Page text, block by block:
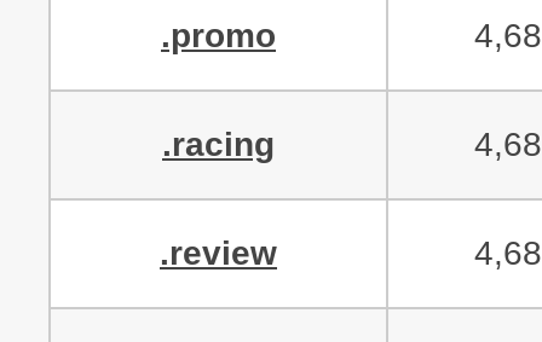
.promo
.racing
.review